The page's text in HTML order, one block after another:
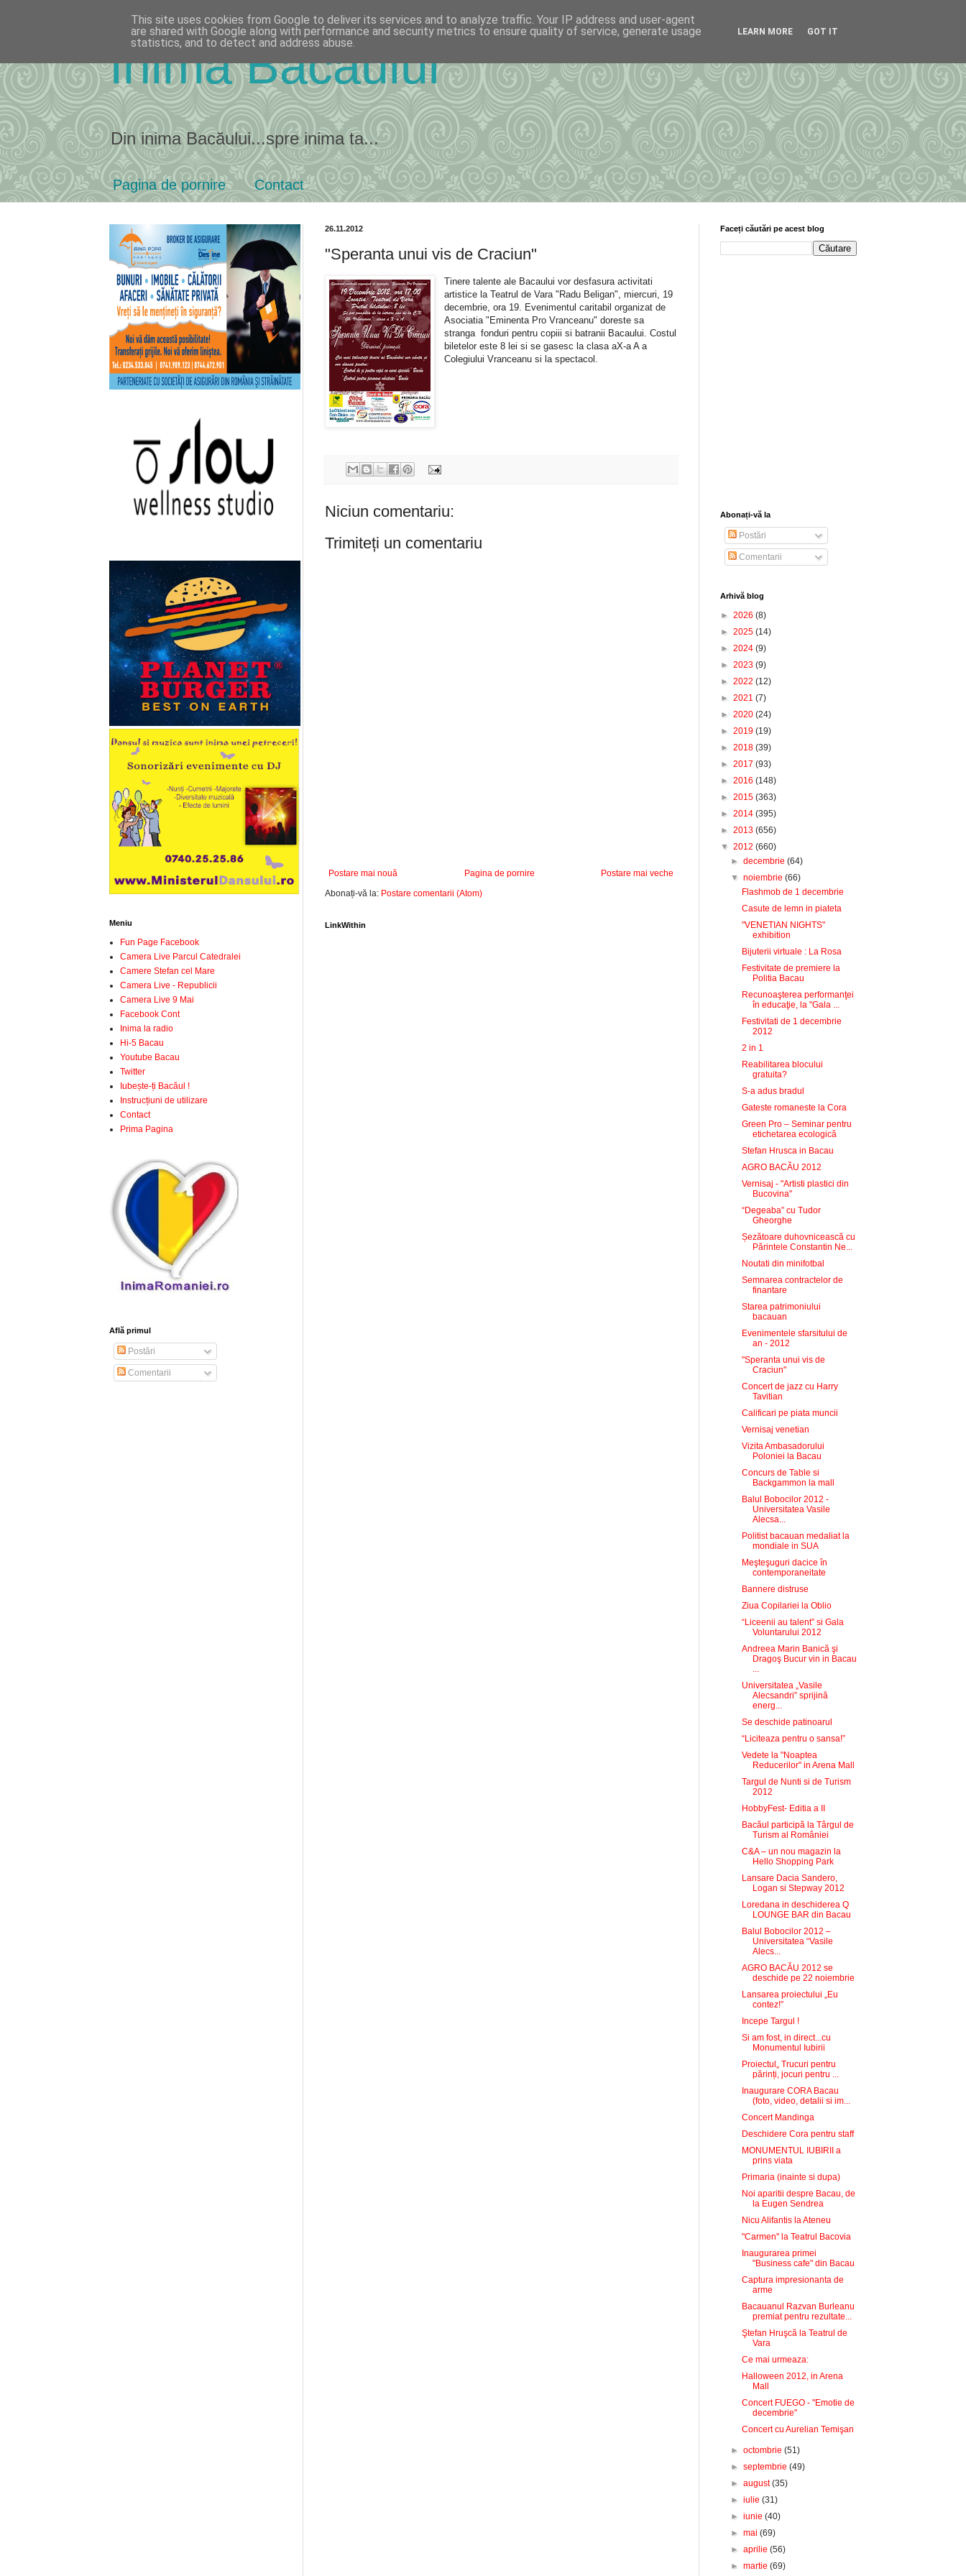
Inima Bacăului
Din inima Bacăului...spre inima ta...
Pagina de pornire Contact
26.11.2012
"Speranta unui vis de Craciun"
Tinere talente ale Bacaului vor desfasura activitati
artistice la Teatrul de Vara "Radu Beligan", miercuri, 19
decembrie, ora 19. Evenimentul caritabil organizat de
Asociatia "Eminenta Pro Vranceanu" doreste sa
stranga fonduri pentru copiii si batranii Bacaului. Costul
biletelor este 8 lei si se gasesc la clasa aX-a A a
Colegiului Vranceanu si la spectacol.
Niciun comentariu:
Trimiteți un comentariu
Postare mai nouă Postare mai veche
Pagina de pornire
Abonați-vă la: Postare comentarii (Atom)
LinkWithin
Meniu
Fun Page Facebook
Camera Live Parcul Catedralei
Camere Stefan cel Mare
Camera Live - Republicii
Camera Live 9 Mai
Facebook Cont
Inima la radio
Hi-5 Bacau
Youtube Bacau
Twitter
Iubește-ți Bacăul !
Instrucțiuni de utilizare
Contact
Prima Pagina
Află primul
Postări
Comentarii
Faceți căutări pe acest blog
Abonați-vă la
Postări
Comentarii
Arhivă blog
► 2026 (8)
► 2025 (14)
► 2024 (9)
► 2023 (9)
► 2022 (12)
► 2021 (7)
► 2020 (24)
► 2019 (19)
► 2018 (39)
► 2017 (93)
► 2016 (148)
► 2015 (363)
► 2014 (395)
► 2013 (656)
▼ 2012 (660)
►decembrie(64)
▼noiembrie(66)
Flashmob de 1 decembrie
Casute de lemn in piateta
"VENETIAN NIGHTS"
exhibition
Bijuterii virtuale : La Rosa
Festivitate de premiere la
Politia Bacau
Recunoaşterea performanţei
în educaţie, la "Gala ...
Festivitati de 1 decembrie
2012
2 in 1
Reabilitarea blocului
gratuita?
S-a adus bradul
Gateste romaneste la Cora
Green Pro – Seminar pentru
etichetarea ecologică
Stefan Hrusca in Bacau
AGRO BACĂU 2012
Vernisaj - "Artisti plastici din
Bucovina"
“Degeaba” cu Tudor
Gheorghe
Șezătoare duhovnicească cu
Părintele Constantin Ne...
Noutati din minifotbal
Semnarea contractelor de
finantare
Starea patrimoniului
bacauan
Evenimentele sfarsitului de
an - 2012
"Speranta unui vis de
Craciun"
Concert de jazz cu Harry
Tavitian
Calificari pe piata muncii
Vernisaj venetian
Vizita Ambasadorului
Poloniei la Bacau
Concurs de Table si
Backgammon la mall
Balul Bobocilor 2012 -
Universitatea Vasile
Alecsa...
Politist bacauan medaliat la
mondiale in SUA
Meşteşuguri dacice în
contemporaneitate
Bannere distruse
Ziua Copilariei la Oblio
“Liceenii au talent” si Gala
Voluntarului 2012
Andreea Marin Banică şi
Dragoş Bucur vin in Bacau
...
Universitatea „Vasile
Alecsandri” sprijină
energ...
Se deschide patinoarul
“Liciteaza pentru o sansa!”
Vedete la "Noaptea
Reducerilor" in Arena Mall
Targul de Nunti si de Turism
2012
HobbyFest- Editia a II
Bacăul participă la Târgul de
Turism al României
C&A – un nou magazin la
Hello Shopping Park
Lansare Dacia Sandero,
Logan si Stepway 2012
Loredana in deschiderea Q
LOUNGE BAR din Bacau
Balul Bobocilor 2012 –
Universitatea “Vasile
Alecs...
AGRO BACĂU 2012 se
deschide pe 22 noiembrie
Lansarea proiectului „Eu
contez!”
Incepe Targul !
Si am fost, in direct...cu
Monumentul Iubirii
Proiectul„ Trucuri pentru
părinți, jocuri pentru ...
Inaugurare CORA Bacau
(foto, video, detalii si im...
Concert Mandinga
Deschidere Cora pentru staff
MONUMENTUL IUBIRII a
prins viata
Primaria (inainte si dupa)
Noi aparitii despre Bacau, de
la Eugen Sendrea
Nicu Alifantis la Ateneu
"Carmen" la Teatrul Bacovia
Inaugurarea primei
"Business cafe" din Bacau
Captura impresionanta de
arme
Bacauanul Razvan Burleanu
premiat pentru rezultate...
Ştefan Hruşcă la Teatrul de
Vara
Ce mai urmeaza:
Halloween 2012, in Arena
Mall
Concert FUEGO - "Emotie de
decembrie"
Concert cu Aurelian Temişan
►octombrie(51)
►septembrie(49)
►august(35)
►iulie(31)
►iunie(40)
►mai(69)
►aprilie(56)
►martie(69)
This site uses cookies from Google to deliver its services and to analyze traffic. Your IP address and user-agent
are shared with Google along with performance and security metrics to ensure quality of service, generate usage
statistics, and to detect and address abuse.
LEARN MORE GOT IT